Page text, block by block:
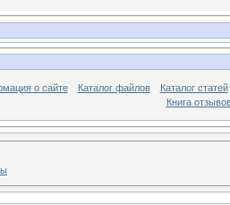
о сайте Каталог файлов
Каталог статей
Книга